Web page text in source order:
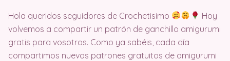
Hola queridos seguidores de Crochetisimo
Hoy
volvemos a compartir un patrón de ganchillo amigurumi
gratis para vosotros. Como ya sabéis, cada día
compartimos nuevos patrones gratuitos de amigurumi